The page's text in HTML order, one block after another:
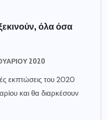
όλα όσα
2020
εκπτώσεις του 2020
και θα διαρκέσουν